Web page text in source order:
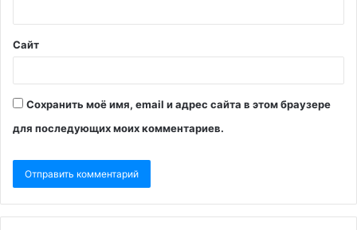
Сайт
Сохранить моё имя, email и адрес сайта в этом браузере
для последующих моих комментариев.